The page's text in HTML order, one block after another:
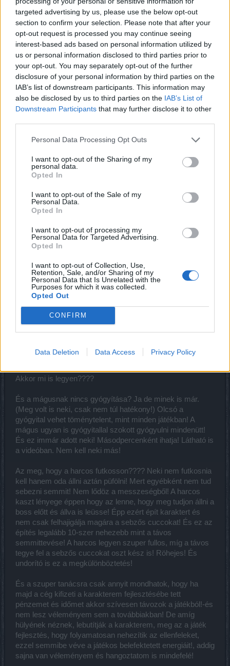
targeted advertising by us, please use the below opt-out
section to confirm your selection. Please note that after your
opt-out request is processed you may continue seeing
interest-based ads based on personal information utilized by
us or personal information disclosed to third parties prior to
your opt-out. You may separately opt-out of the further
disclosure of your personal information by third parties on the
IAB’s list of downstream participants. This information may
also be disclosed by us to third parties on the IAB’s List of
Downstream Participants that may further disclose it to other
Personal Data Processing Opt Outs
I want to opt-out of the Sharing of my
personal data.
Opted In
I want to opt-out of the Sale of my
Personal Data.
Opted In
I want to opt-out of processing my
Personal Data for Targeted Advertising.
Opted In
I want to opt-out of Collection, Use,
Retention, Sale, and/or Sharing of my
Personal Data that Is Unrelated with the
Purposes for which it was collected.
Opted Out
CONFIRM
Data Deletion Data Access Privacy Policy
ekkora sebzést tud produkálni úgy hogy ő is felrak 250-300
ezer életpontot, akkor lesz bármiről is beszélni ami azzal
kapcsolatos, hogy bármiféle egyenlőség is van a harcos
kaszt és a távosok között!
Fél éves távos karakterek röhögve járkálnak pokoli 4-es
szintekre, mert semmit sem kell karakter építeniük, hanem
csak mindent a sebzésre aztán jó az!
És ez nem karakter építés!
A karakter építés az amit a harcosnak kell csinálnia!
A távosok már rég nem építenek karaktert!
Itt egyeseknek semmi fogalmuk nincs a harcos kasztról,
aztán ezek akarnak véleményt alkotni! Röhejes!
És hát bocsi de nem az a játékok lényege, hogy ha
egyszer felépítettél egy jó karaktert (költöttél rá!
töménytelen játékidőt tettél bele!) akkor azt lebutítsák, hogy
játékot fejleszteni, csak a pénzt szeretnénk elrakni!
semmibe vevése!
És lehet, hogy a távost nem érdekli mert nem épít már rég
karaktert csak sebzést (fentebbi személy okoskodása
igencsak röhejes is ezáltal!), de nekem hát bocsi, hogy
megint csak jóval több életpont kell az önkényes
sebzésnövelgetések miatt, a csak harcosra ható hatások
nagyobb sebzés is kéne (mert ugye kell önkényesen
növelgetni az életpontokat az ellenfeleknél milliárdokra!)!-
Akkor mi is legyen????
És a mágusnak nincs gyógyítása? Ja de minek is már.
(Meg volt is neki, csak nem túl hatékony!) Olcsó a
gyógyital vehet töménytelent, mint minden játékban! A
mágus ugyan is gyógyitallal szokott gyógyulni mindenütt!
És ez immár adott neki! Másodpercenként ihatja! Látható is
a videóban. Nem kell neki más!
Az meg, hogy a harcos futkosson???? Neki nem futkosnia
kell hanem oda állni aztán püfölni! Mert egyébként nem tud
sebezni semmit! Nem lődöz a messzeségből! A harcos
kaszt lényege éppen hogy az lenne, hogy meg tudjon állni a
boss előtt és állva is leüsse! Épp ezért épít karaktert és
nem csak felhajigálja magára a sebzős cuccokat! És ez az
építés legalább 10-szer nehezebb mint a távos
semmittevése! A harcos legyen szuper fullos, míg a távos
tegye fel a sebzős cuccokat oszt kész is! Röhejes! És
undorító is ez a megkülönböztetés!
És a szuper tanácsra csak annyit mondhatok, hogy ha
majd a cég kifizeti a karakterem fejlesztésébe tett
pénzemet és időmet akkor szívesen távozok a játékból!-és
nem lesz véleményem sem a továbbiakban! De amíg
hülyének néznek, lebutítják a karakterem, meg az a játék
fejlesztés, hogy folyamatosan nehezítik az ellenfeleket,
ezzel semmibe véve a játékos belefektetett energiáit!, addig
sajna van véleményem és hangoztatom is mindefelé!